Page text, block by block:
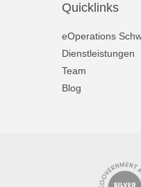
Quicklinks
eOperations
Dienstleistungen
Team
Blog